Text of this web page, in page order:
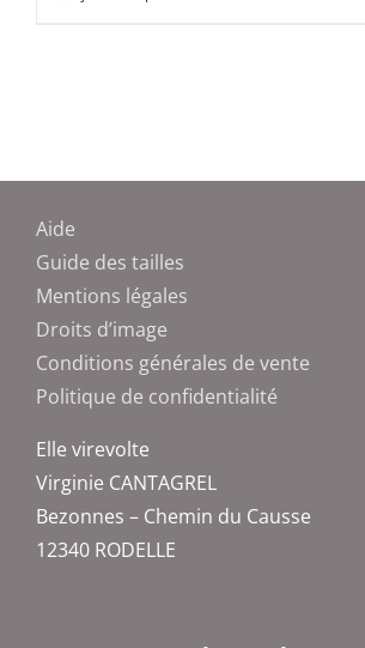
Aide
Guide des tailles
Mentions légales
Droits d’image
Conditions générales de vente
Politique de confidentialité
Elle virevolte
Virginie CANTAGREL
Bezonnes – Chemin du Causse
12340 RODELLE